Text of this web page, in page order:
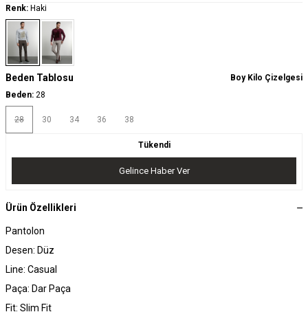
Renk: Haki
Beden Tablosu
Boy Kilo Çizelgesi
Beden: 28
28 30 34 36 38
Tükendi
Gelince Haber Ver
Ürün Özellikleri
Pantolon
Desen: Düz
Line: Casual
Paça: Dar Paça
Fit: Slim Fit